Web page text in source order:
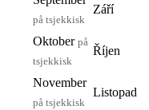
på tsjekkisk
Září
Oktober på
tsjekkisk
Říjen
November
på tsjekkisk
Listopad